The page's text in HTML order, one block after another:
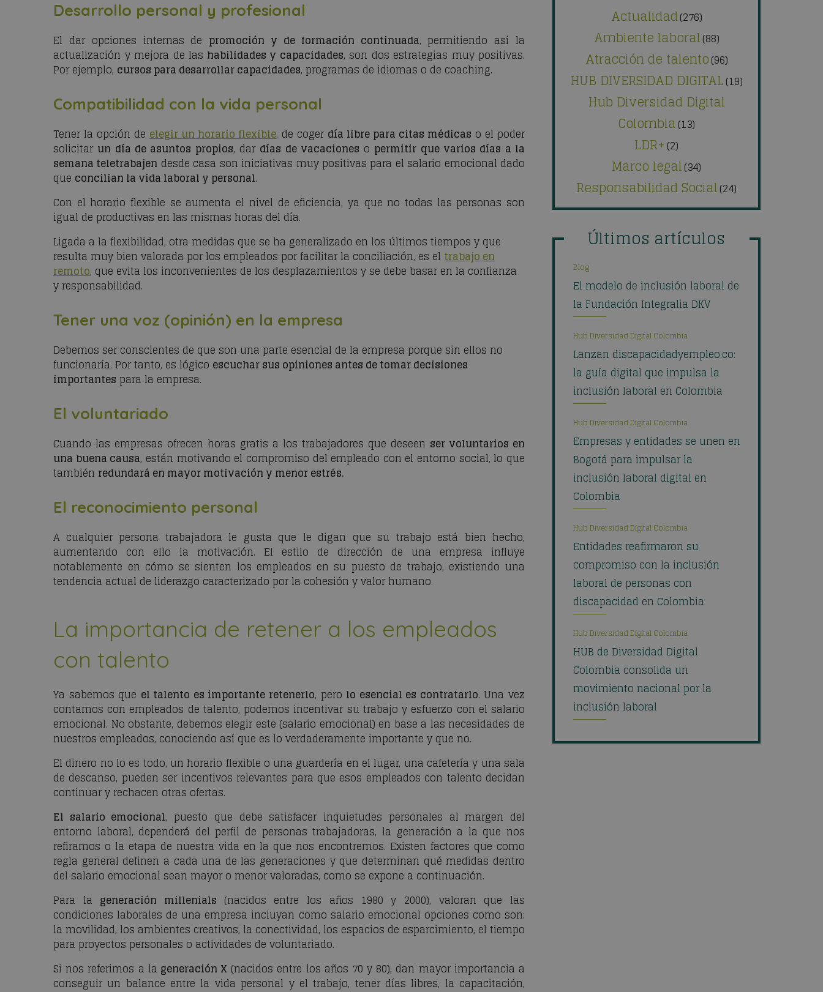
Desarrollo personal y profesional
El dar opciones internas de promoción y de formación continuada, permitiendo así la
actualización y mejora de las habilidades y capacidades, son dos estrategias muy positivas.
Por ejemplo, cursos para desarrollar capacidades, programas de idiomas o de coaching.
Compatibilidad con la vida personal
Tener la opción de elegir un horario flexible, de coger día libre para citas médicas o el poder
solicitar un día de asuntos propios, dar días de vacaciones o permitir que varios días a la
semana teletrabajen desde casa son iniciativas muy positivas para el salario emocional dado
que concilian la vida laboral y personal.
Con el horario flexible se aumenta el nivel de eficiencia, ya que no todas las personas son
igual de productivas en las mismas horas del día.
Ligada a la flexibilidad, otra medidas que se ha generalizado en los últimos tiempos y que
resulta muy bien valorada por los empleados por facilitar la conciliación, es el trabajo en
remoto, que evita los inconvenientes de los desplazamientos y se debe basar en la confianza
y responsabilidad.
Tener una voz (opinión) en la empresa
Debemos ser conscientes de que son una parte esencial de la empresa porque sin ellos no
funcionaría. Por tanto, es lógico escuchar sus opiniones antes de tomar decisiones
importantes para la empresa.
El voluntariado
Cuando las empresas ofrecen horas gratis a los trabajadores que deseen ser voluntarios en
una buena causa, están motivando el compromiso del empleado con el entorno social, lo que
también redundará en mayor motivación y menor estrés.
El reconocimiento personal
A cualquier persona trabajadora le gusta que le digan que su trabajo está bien hecho,
aumentando con ello la motivación. El estilo de dirección de una empresa influye
notablemente en cómo se sienten los empleados en su puesto de trabajo, existiendo una
tendencia actual de liderazgo caracterizado por la cohesión y valor humano.
La importancia de retener a los empleados
con talento
Ya sabemos que el talento es importante retenerlo, pero lo esencial es contratarlo. Una vez
contamos con empleados de talento, podemos incentivar su trabajo y esfuerzo con el salario
emocional. No obstante, debemos elegir este (salario emocional) en base a las necesidades de
nuestros empleados, conociendo así que es lo verdaderamente importante y que no.
El dinero no lo es todo, un horario flexible o una guardería en el lugar, una cafetería y una sala
de descanso, pueden ser incentivos relevantes para que esos empleados con talento decidan
continuar y rechacen otras ofertas.
El salario emocional, puesto que debe satisfacer inquietudes personales al margen del
entorno laboral, dependerá del perfil de personas trabajadoras, la generación a la que nos
refiramos o la etapa de nuestra vida en la que nos encontremos. Existen factores que como
regla general definen a cada una de las generaciones y que determinan qué medidas dentro
del salario emocional sean mayor o menor valoradas, como se expone a continuación.
Para la generación millenials (nacidos entre los años 1980 y 2000), valoran que las
condiciones laborales de una empresa incluyan como salario emocional opciones como son:
la movilidad, los ambientes creativos, la conectividad, los espacios de esparcimiento, el tiempo
para proyectos personales o actividades de voluntariado.
Si nos referimos a la generación X (nacidos entre los años 70 y 80), dan mayor importancia a
conseguir un balance entre la vida personal y el trabajo, tener días libres, la capacitación,
Actualidad(276)
Ambiente laboral(88)
Atracción de talento(96)
HUB DIVERSIDAD DIGITAL(19)
Hub Diversidad Digital
Colombia(13)
LDR+ (2)
Marco legal(34)
Responsabilidad Social(24)
Últimos artículos
Blog
El modelo de inclusión laboral de
la Fundación Integralia DKV
Hub Diversidad Digital Colombia
Lanzan discapacidadyempleo.co:
la guía digital que impulsa la
inclusión laboral en Colombia
Hub Diversidad Digital Colombia
Empresas y entidades se unen en
Bogotá para impulsar la
inclusión laboral digital en
Colombia
Hub Diversidad Digital Colombia
Entidades reafirmaron su
compromiso con la inclusión
laboral de personas con
discapacidad en Colombia
Hub Diversidad Digital Colombia
HUB de Diversidad Digital
Colombia consolida un
movimiento nacional por la
inclusión laboral